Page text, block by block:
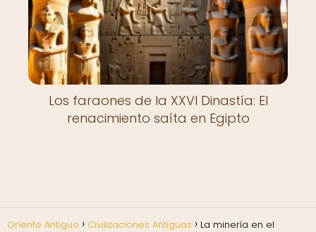
Los faraones de la XXVI Dinastía: El
renacimiento saíta en Egipto
Oriente Antiguo Civilizaciones Antiguas La minería en el